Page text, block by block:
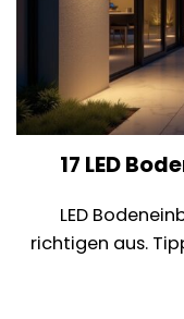
17 LED
LED
richtigen aus.